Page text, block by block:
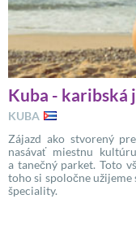
Kuba - karibská
KUBA
Zájazd ako stvorený
nasávať miestnu
a tanečný parket. Toto
toho si spoločne užijeme
špeciality.